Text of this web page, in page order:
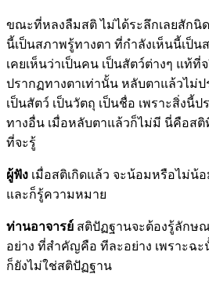
ขณะที่หลงลืมสติ ไม่ได้ระลึกเลยสักนิ
นี้เป็นสภาพรู้ทางตา ที่กำลังเห็นนี้เป็
เคยเห็นว่าเป็นคน เป็นสัตว์ต่างๆ แท้ที่
ปรากฏทางตาเท่านั้น หลับตาแล้วไม่
เป็นสัตว์ เป็นวัตถุ เป็นชื่อ เพราะสิ่งนี้
ทางอื่น เมื่อหลับตาแล้วก็ไม่มี นี่คือสติ
ที่จะรู้
ผู้ฟัง เมื่อสติเกิดแล้ว จะน้อมหรือไม่น้
และก็รู้ความหมาย
ท่านอาจารย์ สติปัฏฐานจะต้องรู้ลักษ
อย่าง ที่สำคัญคือ ทีละอย่าง เพราะฉะ
ก็ยังไม่ใช่สติปัฏฐาน